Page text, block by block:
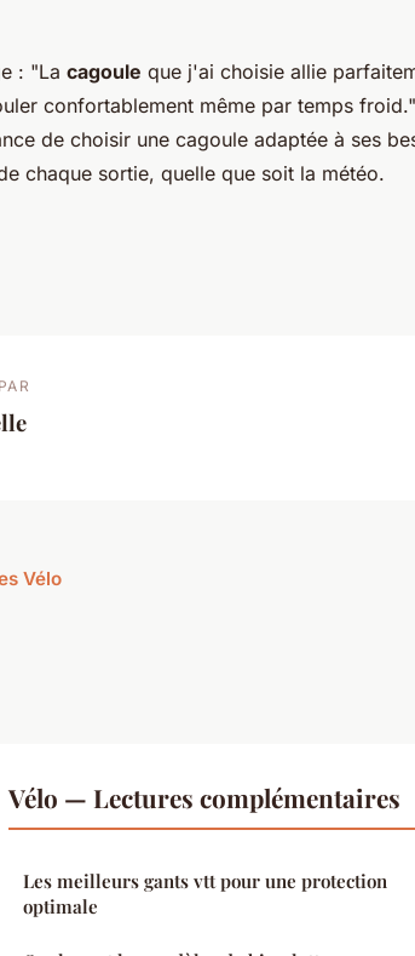
: "La cagoule que j'ai choisie allie
confortablement même par temps
de choisir une cagoule adaptée à ses
chaque sortie, quelle que soit la météo.
Vélo
Vélo — Lectures complémentaires
Les meilleurs gants vtt pour une protection
optimale